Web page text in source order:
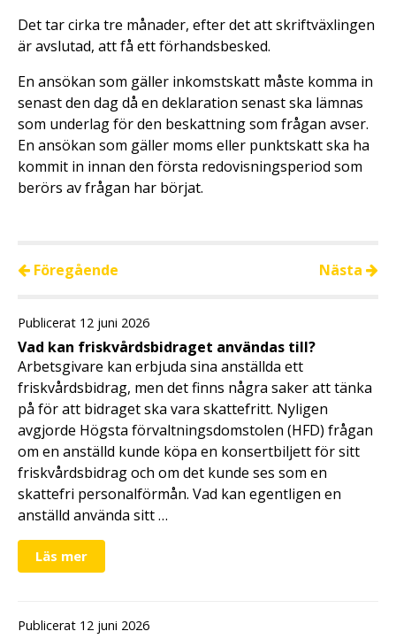
Det tar cirka tre månader, efter det att skriftväxlingen
är avslutad, att få ett förhandsbesked.
En ansökan som gäller inkomstskatt måste komma in
senast den dag då en deklaration senast ska lämnas
som underlag för den beskattning som frågan avser.
En ansökan som gäller moms eller punktskatt ska ha
kommit in innan den första redovisningsperiod som
berörs av frågan har börjat.
Föregående Nästa
Publicerat 12 juni 2026
Vad kan friskvårdsbidraget användas till?
Arbetsgivare kan erbjuda sina anställda ett
friskvårdsbidrag, men det finns några saker att tänka
på för att bidraget ska vara skattefritt. Nyligen
avgjorde Högsta förvaltningsdomstolen (HFD) frågan
om en anställd kunde köpa en konsertbiljett för sitt
friskvårdsbidrag och om det kunde ses som en
skattefri personalförmån. Vad kan egentligen en
anställd använda sitt …
Läs mer
Publicerat 12 juni 2026